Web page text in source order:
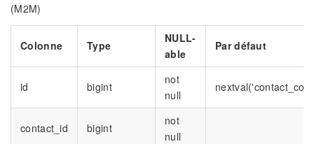
(M2M)
Colonne Type
NULL-
able
Par défaut
id bigint
not
null
contact_id bigint
not
null